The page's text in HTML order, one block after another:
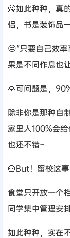
🙅如此种种，真
侣，书是装饰品
😒“只要自己效
果是不同作息也
🙏可问题是，
除非你是那种自
家里人100%会
也还不错~
🍟But！留校这
食堂只开放一个
同学集中管理安
如此种种，实在